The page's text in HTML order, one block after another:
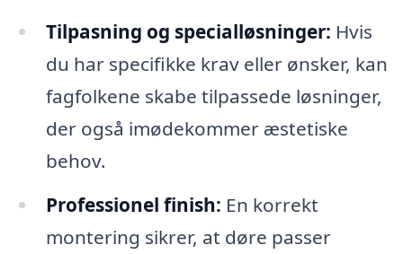
Tilpasning og specialløsninger: Hvis
du har specifikke krav eller ønsker, kan
fagfolkene skabe tilpassede løsninger,
der også imødekommer æstetiske
behov.
Professionel finish: En korrekt
montering sikrer, at døre passer